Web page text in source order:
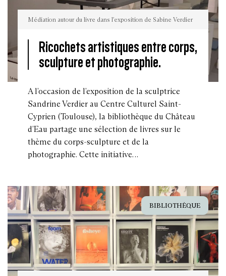
Médiation
l'exposition
Médiation autour du livre dans l'exposition de Sabine Verdier
Ricochets artistiques entre corps,
sculpture et photographie.
A l’occasion de l’exposition de la sculptrice
Sandrine Verdier au Centre Culturel Saint-
Cyprien (Toulouse), la bibliothèque du Château
d’Eau partage une sélection de livres sur le
thème du corps-sculpture et de la
photographie. Cette initiative…
BIBLIOTHÈQUE